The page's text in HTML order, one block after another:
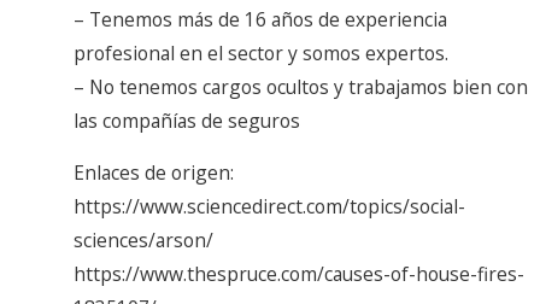
– Tenemos más de 16 años de experiencia
profesional en el sector y somos expertos.
– No tenemos cargos ocultos y trabajamos bien con
las compañías de seguros
Enlaces de origen:
https://www.sciencedirect.com/topics/social-
sciences/arson/
https://www.thespruce.com/causes-of-house-fires-